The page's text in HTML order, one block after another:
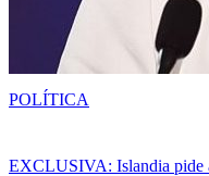
EXCLUSIVA: Islandia pide
POLÍTICA